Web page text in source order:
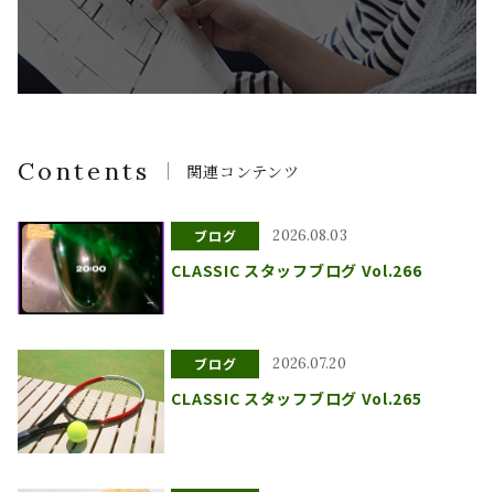
Contents 関連コンテンツ
ブログ 2026.08.03
CLASSIC スタッフブログ Vol.266
ブログ 2026.07.20
CLASSIC スタッフブログ Vol.265